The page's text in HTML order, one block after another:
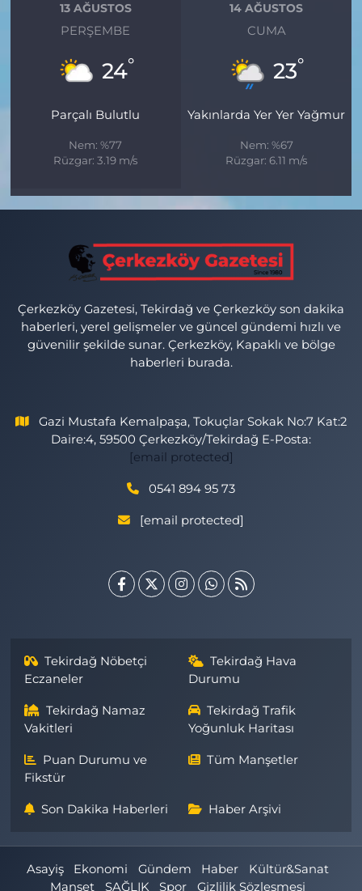
13 AĞUSTOS
PERŞEMBE
24°
Parçalı Bulutlu
Nem: %77
Rüzgar: 3.19 m/s
14 AĞUSTOS
CUMA
23°
Yakınlarda Yer Yer Yağmur
Nem: %67
Rüzgar: 6.11 m/s
Çerkezköy Gazetesi, Tekirdağ ve Çerkezköy son dakika
haberleri, yerel gelişmeler ve güncel gündemi hızlı ve
güvenilir şekilde sunar. Çerkezköy, Kapaklı ve bölge
haberleri burada.
Gazi Mustafa Kemalpaşa, Tokuçlar Sokak No:7 Kat:2
Daire:4, 59500 Çerkezköy/Tekirdağ E-Posta:
[email protected]
0541 894 95 73
[email protected]
Tekirdağ Nöbetçi
Eczaneler
Tekirdağ Hava
Durumu
Tekirdağ Namaz
Vakitleri
Tekirdağ Trafik
Yoğunluk Haritası
Puan Durumu ve
Fikstür
Tüm Manşetler
Son Dakika Haberleri Haber Arşivi
Asayiş Ekonomi Gündem Haber
Kültür&Sanat
Manşet
SAĞLIK Spor Gizlilik Sözleşmesi